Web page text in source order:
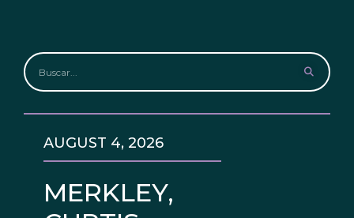
MERKLEY,
AUGUST 4, 2026